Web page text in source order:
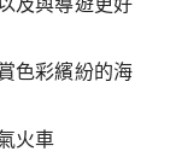
色彩繽紛的海
火車